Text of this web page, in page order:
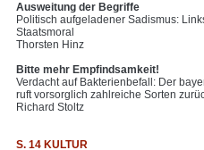
Ausweitung der Begriffe
Politisch aufgeladener Sadismus:
Staatsmoral
Thorsten Hinz
Bitte mehr Empfindsamkeit!
Verdacht auf Bakterienbefall: Der
ruft vorsorglich zahlreiche Sorten
Richard Stoltz
S. 14 KULTUR